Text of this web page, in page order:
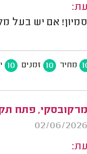
אם יש בעל
מחיר 10 זמנים 10
פתח